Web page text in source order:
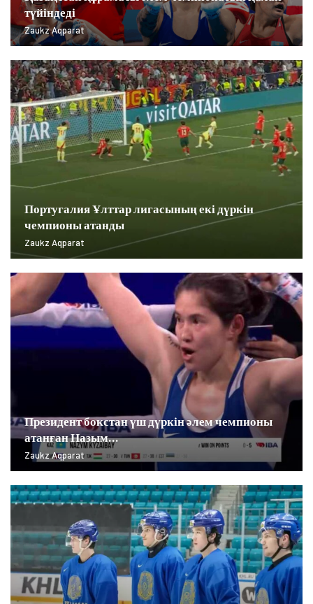
түйіндеді
Zaukz Aqparat
Португалия Ұлттар лигасының екі дүркін
чемпионы атанды
Zaukz Aqparat
Президент бокстан үш дүркін әлем чемпионы
атанған Назым…
Zaukz Aqparat